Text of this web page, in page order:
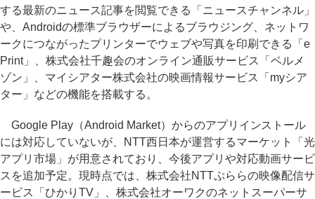
する最新のニュース記事を閲覧できる「ニュースチャンネル」
や、Androidの標準ブラウザーによるブラウジング、ネットワ
ークにつながったプリンターでウェブや写真を印刷できる「e
Print」、株式会社千趣会のオンライン通販サービス「ベルメ
ゾン」、マイシアター株式会社の映画情報サービス「myシア
ター」などの機能を搭載する。
Google Play（Android Market）からのアプリインストール
には対応していないが、NTT西日本が運営するマーケット「光
アプリ市場」が用意されており、今後アプリや対応動画サービ
スを追加予定。現時点では、株式会社NTTぷららの映像配信サ
ービス「ひかりTV」、株式会社オーワクのネットスーパーサ